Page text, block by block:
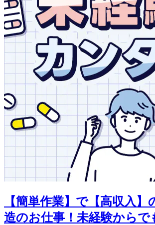
【簡単作業】で【高収入】
造のお仕事！未経験からで